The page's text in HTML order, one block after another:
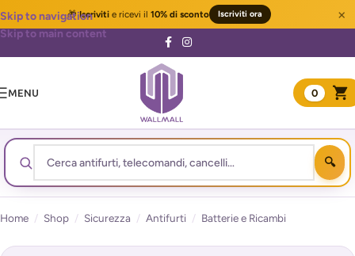
🎁Iscrivitie ricevi il 10% di sconto Iscriviti ora ×
Skip to navigation
Skip to main content
MENU 0
Home / Shop / Sicurezza / Antifurti / Batterie e Ricambi